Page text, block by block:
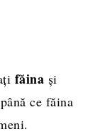
făina și
ce făina